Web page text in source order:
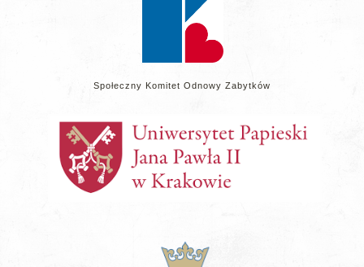
Społeczny Komitet Odnowy Zabytków